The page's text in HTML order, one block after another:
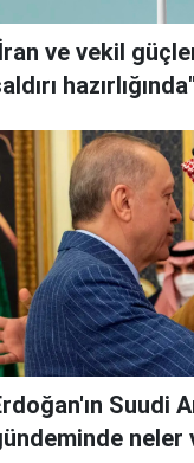
ve vekil
hazırlığında"
Suudi
neler